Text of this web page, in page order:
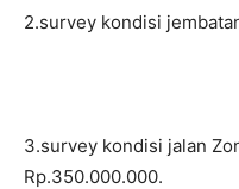
2.survey kondisi
3.survey kondisi jalan
Rp.350.000.000.